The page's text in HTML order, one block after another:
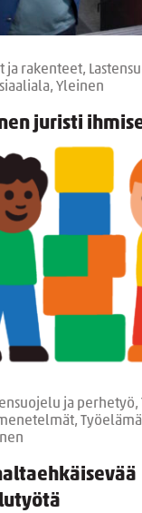
ja rakenteet,
Yleinen
juristi
ja perhetyö,